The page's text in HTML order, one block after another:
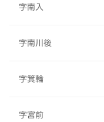
字南入
字南川後
字箕輪
字宮前